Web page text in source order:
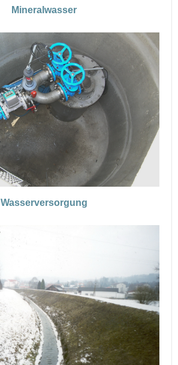
Mineralwasser
Wasserversorgung